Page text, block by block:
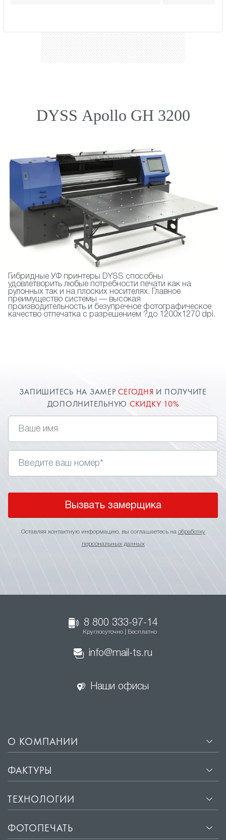
DYSS Apollo GH 3200
Гибридные УФ принтеры DYSS способны
удовлетворить любые потребности печати как на
рулонных так и на плоских носителях. Главное
преимущество системы — высокая
производительность и безупречное фотографическое
качество отпечатка с разрешением ?до 1200х1270 dpi.
ЗАПИШИТЕСЬ НА ЗАМЕРСЕГОДНЯ И ПОЛУЧИТЕ
ДОПОЛНИТЕЛЬНУЮ СКИДКУ 10%
Вызвать замерщика
Оставляя контактную информацию, вы соглашаетесь на обработку
персональных данных
8 800 333-97-14
Круглосуточно | Бесплатно
info@mail-ts.ru
Наши офисы
О КОМПАНИИ
ФАКТУРЫ
ТЕХНОЛОГИИ
ФОТОПЕЧАТЬ